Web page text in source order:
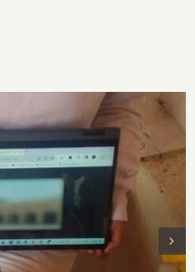
en animaciones
con un